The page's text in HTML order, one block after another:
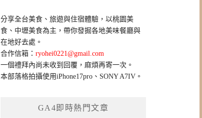
鍵
字:
分享全台美食、旅遊與住宿體驗，以桃園美
食、中壢美食為主，帶你發掘各地美味餐廳與
在地好去處。
合作信箱：ryohei0221@gmail.com
一個禮拜內尚未收到回覆，麻煩再寄一次。
本部落格拍攝使用iPhone17pro、SONY A7IV。
GA4即時熱門文章